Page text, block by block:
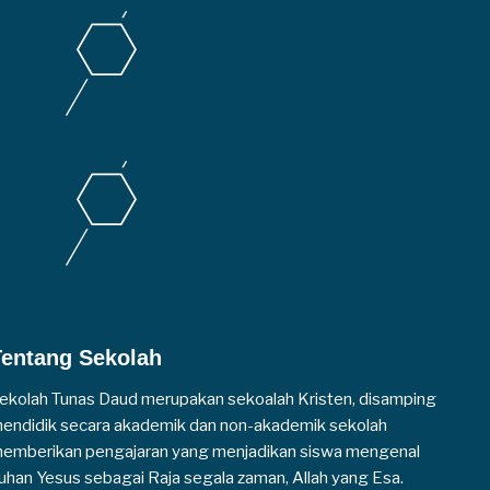
Sekolah
Tunas Daud merupakan sekoalah Kristen, disamping
secara akademik dan non-akademik sekolah
pengajaran yang menjadikan siswa mengenal
Yesus sebagai Raja segala zaman, Allah yang Esa.